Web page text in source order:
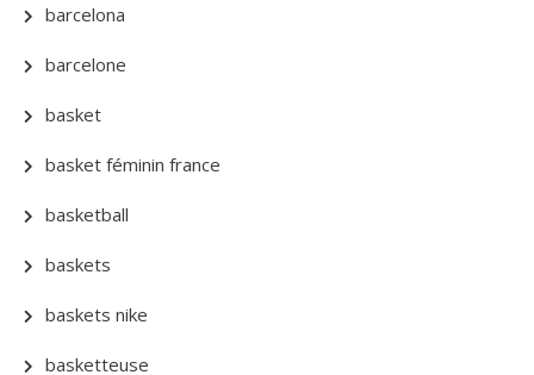
barcelona
barcelone
basket
basket féminin france
basketball
baskets
baskets nike
basketteuse